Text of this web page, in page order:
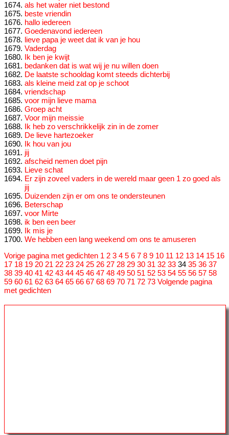
als het water niet bestond
beste vriendin
hallo iedereen
Goedenavond iedereen
lieve papa je weet dat ik van je hou
Vaderdag
Ik ben je kwijt
bedanken dat is wat wij je nu willen doen
De laatste schooldag komt steeds dichterbij
als kleine meid zat op je schoot
vriendschap
voor mijn lieve mama
Groep acht
Voor mijn meissie
Ik heb zo verschrikkelijk zin in de zomer
De lieve hartezoeker
Ik hou van jou
jij
afscheid nemen doet pijn
Lieve schat
Er zijn zoveel vaders in de wereld maar geen 1 zo goed als
jij
Duizenden zijn er om ons te ondersteunen
Beterschap
voor Mirte
ik ben een beer
Ik mis je
We hebben een lang weekend om ons te amuseren
Vorige pagina met gedichten 1 2 3 4 5 6 7 8 9 10 11 12 13 14 15 16
17 18 19 20 21 22 23 24 25 26 27 28 29 30 31 32 33 34 35 36 37
38 39 40 41 42 43 44 45 46 47 48 49 50 51 52 53 54 55 56 57 58
59 60 61 62 63 64 65 66 67 68 69 70 71 72 73 Volgende pagina
met gedichten